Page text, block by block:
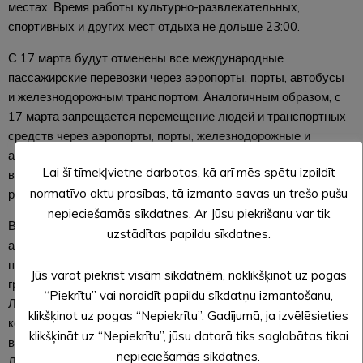
местах. Время работы культурно-развлекательных,
спортивных и других мест отдыха не дольше 23:00.
С 17 марта будут отменены все международные
пассажирские перевозки через аэропорты, порты, автобусы
и железнодорожным транспортом. Аналогичным образом, с
17 марта запрещается перемещение людей и транспортных
средств через аэропорты, порты, железнодорожные и
автомобильные пункты пересечения как внешних, так и
внутренних границ Европейского союза. Этот запрет не
распространяется на перевозку грузов.
Вышеупомянутые ограничения на передвижение через
аэропорты, порты, железнодорожные и автомобильные
пункты пересечения границы не распространяются на тех
граждан Латвийской Республики, которые хотят вернуться в
Латвию. Не распространяются они и на иностранцев,
которые постоянно проживают в Латвии и хотят сюда
вернуться, а также на иностранцев, желающих покинуть
Lai šī tīmekļvietne darbotos, kā arī mēs spētu izpildīt
normatīvo aktu prasības, tā izmanto savas un trešo pušu
nepieciešamās sīkdatnes. Ar Jūsu piekrišanu var tik
uzstādītas papildu sīkdatnes.
Jūs varat piekrist visām sīkdatnēm, noklikšķinot uz pogas
“Piekrītu” vai noraidīt papildu sīkdatņu izmantošanu,
klikšķinot uz pogas “Nepiekrītu”. Gadījumā, ja izvēlēsieties
klikšķināt uz “Nepiekrītu”, jūsu datorā tiks saglabātas tikai
nepieciešamās sīkdatnes.